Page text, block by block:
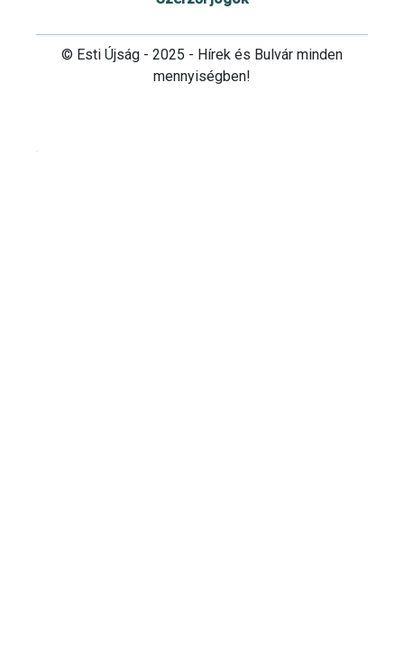
© Esti Újság - 2025 - Hírek és Bulvár minden
mennyiségben!